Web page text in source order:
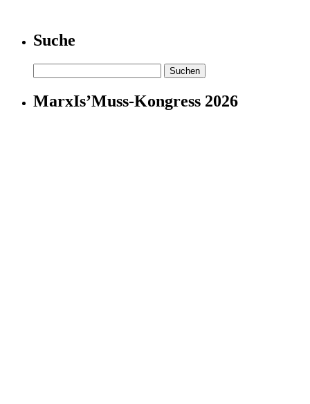
Suche
nach:
MarxIs’Muss-Kongress 2026